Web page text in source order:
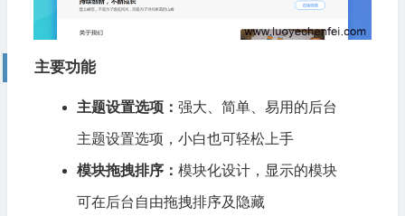
主要功能
主题设置选项： 强大、简单、易用的后台
主题设置选项，小白也可轻松上手
模块拖拽排序： 模块化设计，显示的模块
可在后台自由拖拽排序及隐藏